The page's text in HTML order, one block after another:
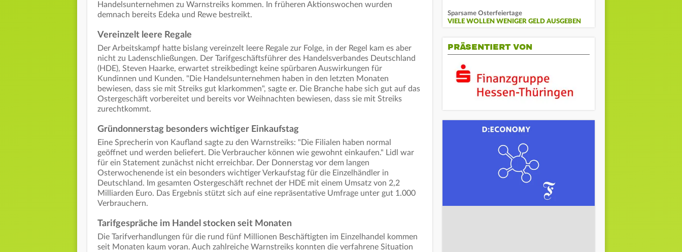
Handelsunternehmen zu Warnstreiks kommen. In früheren Aktionswochen wurden
demnach bereits Edeka und Rewe bestreikt.
Vereinzelt leere Regale
Der Arbeitskampf hatte bislang vereinzelt leere Regale zur Folge, in der Regel kam es aber
nicht zu Ladenschließungen. Der Tarifgeschäftsführer des Handelsverbandes Deutschland
(HDE), Steven Haarke, erwartet streikbedingt keine spürbaren Auswirkungen für
Kundinnen und Kunden. "Die Handelsunternehmen haben in den letzten Monaten
bewiesen, dass sie mit Streiks gut klarkommen", sagte er. Die Branche habe sich gut auf das
Ostergeschäft vorbereitet und bereits vor Weihnachten bewiesen, dass sie mit Streiks
zurechtkommt.
Gründonnerstag besonders wichtiger Einkaufstag
Eine Sprecherin von Kaufland sagte zu den Warnstreiks: "Die Filialen haben normal
geöffnet und werden beliefert. Die Verbraucher können wie gewohnt einkaufen." Lidl war
für ein Statement zunächst nicht erreichbar. Der Donnerstag vor dem langen
Osterwochenende ist ein besonders wichtiger Verkaufstag für die Einzelhändler in
Deutschland. Im gesamten Ostergeschäft rechnet der HDE mit einem Umsatz von 2,2
Milliarden Euro. Das Ergebnis stützt sich auf eine repräsentative Umfrage unter gut 1.000
Verbrauchern.
Tarifgespräche im Handel stocken seit Monaten
Die Tarifverhandlungen für die rund fünf Millionen Beschäftigten im Einzelhandel kommen
seit Monaten kaum voran. Auch zahlreiche Warnstreiks konnten die verfahrene Situation
Sparsame Osterfeiertage
VIELE WOLLEN WENIGER GELD AUSGEBEN
PRÄSENTIERT VON